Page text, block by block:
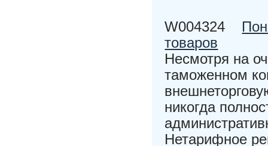
W004324
товаров
Несмотря на
таможенном
никогда
Нетарифное